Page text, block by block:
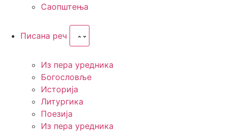
Саопштења
Писана реч
Из пера уредника
Богословље
Историја
Литургика
Поезија
Из пера уредника